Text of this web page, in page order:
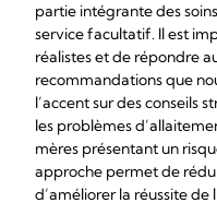
partie intégrante des
service facultatif. Il est
réalistes et de répondre
recommandations que
l’accent sur des conseils
les problèmes
mères présentant un
approche permet de
d’améliorer la réussite de